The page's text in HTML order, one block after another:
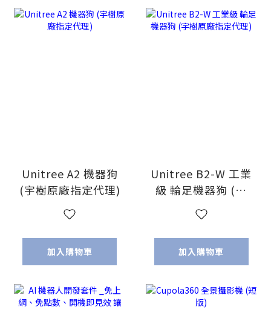
Unitree A2 機器狗
(宇樹原廠指定代理)
加入購物車
Unitree B2-W 工業
級 輪足機器狗 (宇
樹原廠指定代理)
加入購物車